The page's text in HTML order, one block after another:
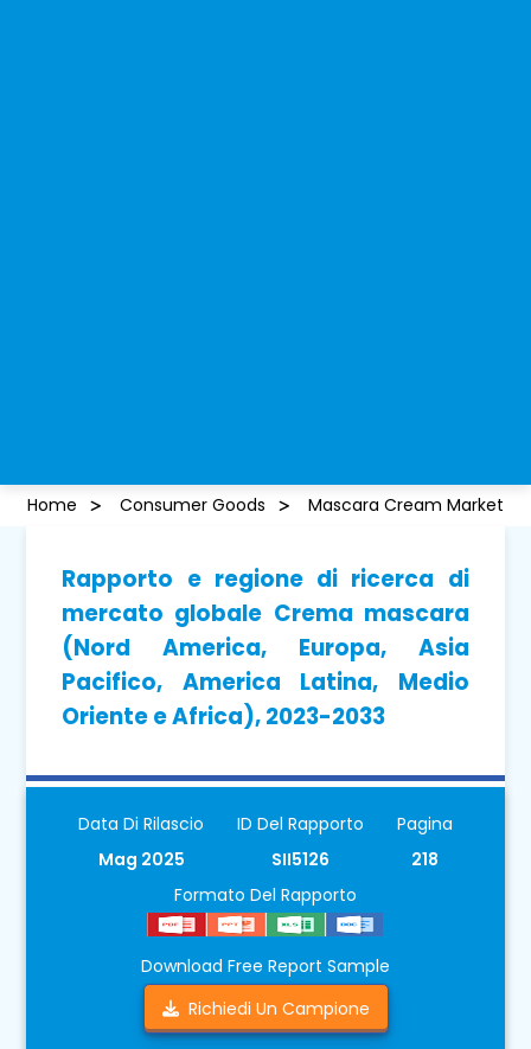
Home Consumer Goods Mascara Cream Market
Rapporto e regione di ricerca di
mercato globale Crema mascara
(Nord America, Europa, Asia
Pacifico, America Latina, Medio
Oriente e Africa), 2023-2033
Data Di Rilascio
Mag 2025
ID Del Rapporto
SII5126
Pagina
218
Formato Del Rapporto
Download Free Report Sample
Richiedi Un Campione